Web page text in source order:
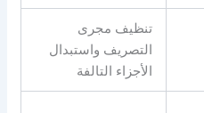
تنظيف مجرى
التصريف واستبدال
الأجزاء التالفة